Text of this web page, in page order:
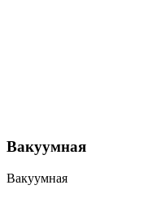
Вакуумная
Вакуумная